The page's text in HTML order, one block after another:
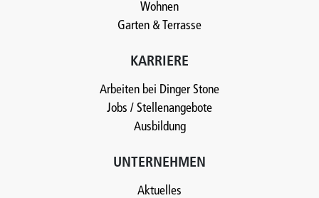
Wohnen
Garten & Terrasse
KARRIERE
Arbeiten bei Dinger Stone
Jobs / Stellenangebote
Ausbildung
UNTERNEHMEN
Aktuelles